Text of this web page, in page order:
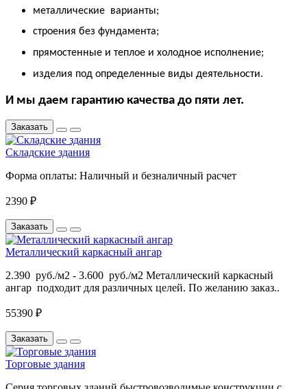
металлические варианты;
строения без фундамента;
прямостенные и теплое и холодное исполнение;
изделия под определенные виды деятельности.
И мы даем гарантию качества до пяти лет.
Заказать
Складские здания
Форма оплаты: Наличный и безналичный расчет
2390 ₽
Заказать
Металлический каркасный ангар
2.390 руб./м2 - 3.600 руб./м2 Металлический каркасный
ангар подходит для различных целей. По желанию заказ..
55390 ₽
Заказать
Торговые здания